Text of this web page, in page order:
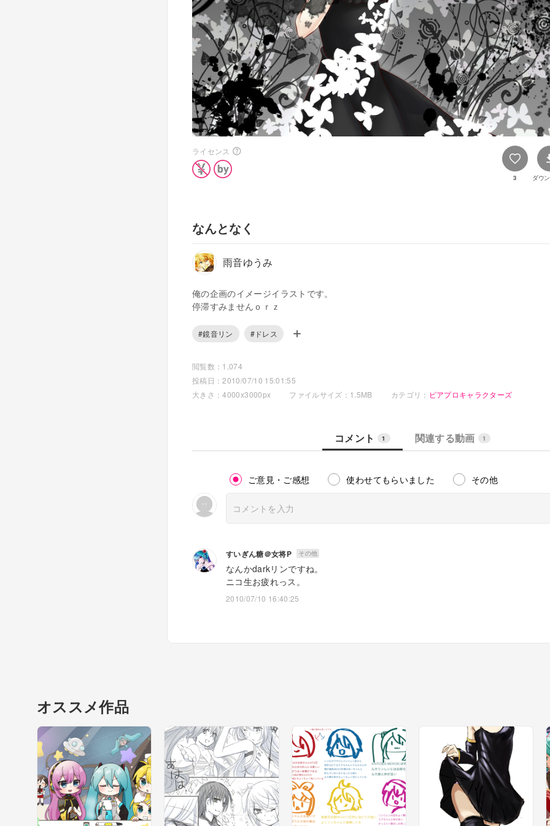
ライセンス
3 ダウ
なんとなく
雨音ゆうみ
俺の企画のイメージイラストです。
停滞すみませんｏｒｚ
#鏡音リン #ドレス
閲覧数：1,074
投稿日：2010/07/10 15:01:55
大きさ：4000x3000px
ファイルサイズ：1.5MB カテゴリ： ピアプロキャラクターズ
コメント 1 関連する動画 1
ご意見・ご感想 使わせてもらいました その他
すいぎん糖＠女将P その他
なんかdarkリンですね。
ニコ生お疲れっス。
2010/07/10 16:40:25
オススメ作品